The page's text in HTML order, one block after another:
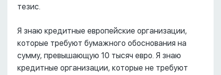
тезис.
Я знаю кредитные европейские организации,
которые требуют бумажного обоснования на
сумму, превышающую 10 тысяч евро. Я знаю
кредитные организации, которые не требуют